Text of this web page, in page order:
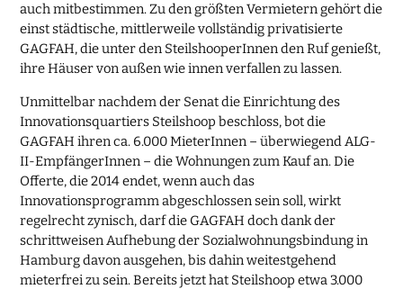
auch mitbestimmen. Zu den größten Vermietern gehört die
einst städtische, mittlerweile vollständig privatisierte
GAGFAH, die unter den SteilshooperInnen den Ruf genießt,
ihre Häuser von außen wie innen verfallen zu lassen.
Unmittelbar nachdem der Senat die Einrichtung des
Innovationsquartiers Steilshoop beschloss, bot die
GAGFAH ihren ca. 6.000 MieterInnen – überwiegend ALG-
II-EmpfängerInnen – die Wohnungen zum Kauf an. Die
Offerte, die 2014 endet, wenn auch das
Innovationsprogramm abgeschlossen sein soll, wirkt
regelrecht zynisch, darf die GAGFAH doch dank der
schrittweisen Aufhebung der Sozialwohnungsbindung in
Hamburg davon ausgehen, bis dahin weitestgehend
mieterfrei zu sein. Bereits jetzt hat Steilshoop etwa 3.000